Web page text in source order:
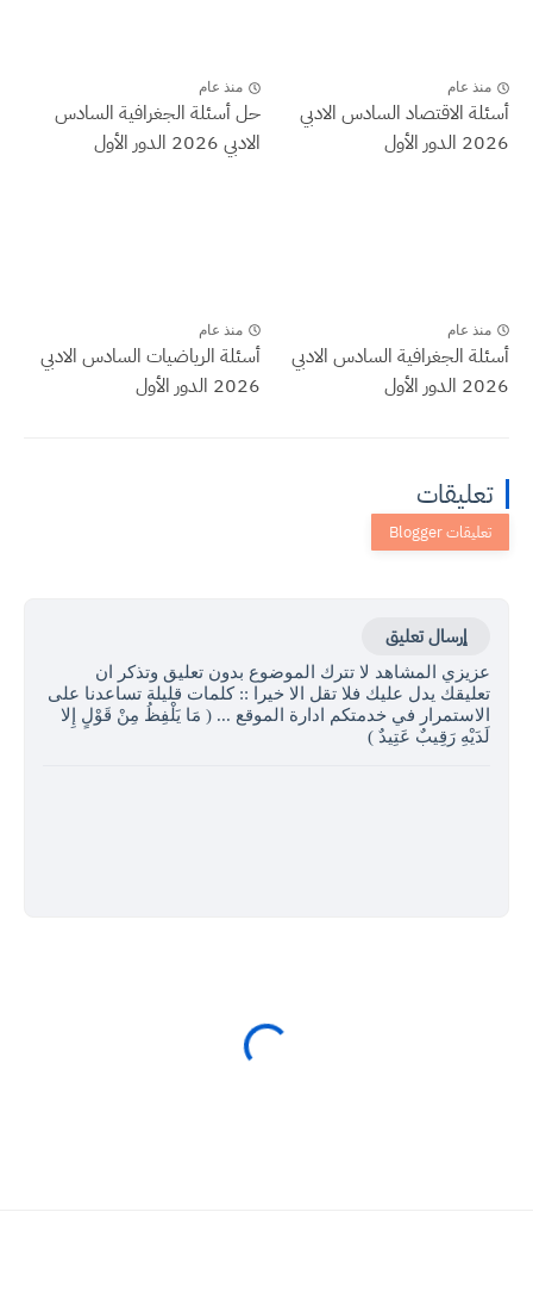
منذ عام
أسئلة الاقتصاد السادس الادبي
2026 الدور الأول
منذ عام
حل أسئلة الجغرافية السادس
الادبي 2026 الدور الأول
منذ عام
أسئلة الجغرافية السادس الادبي
2026 الدور الأول
منذ عام
أسئلة الرياضيات السادس الادبي
2026 الدور الأول
تعليقات
إرسال تعليق
عزيزي المشاهد لا تترك الموضوع بدون تعليق وتذكر ان
تعليقك يدل عليك فلا تقل الا خيرا :: كلمات قليلة تساعدنا على
الاستمرار في خدمتكم ادارة الموقع ... ( مَا يَلْفِظُ مِنْ قَوْلٍ إِلا
لَدَيْهِ رَقِيبٌ عَتِيدٌ )